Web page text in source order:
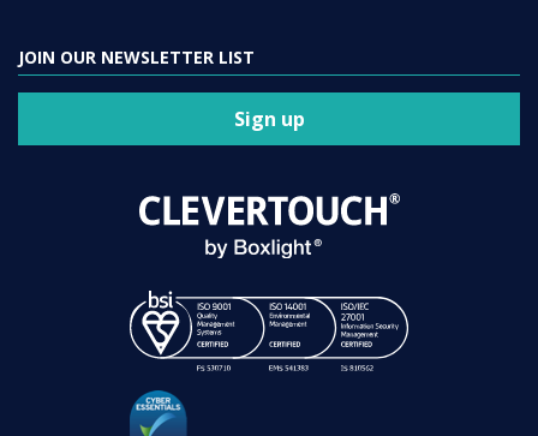
JOIN OUR NEWSLETTER LIST
Sign up